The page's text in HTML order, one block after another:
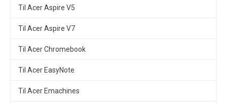
Til Acer Aspire V5
Til Acer Aspire V7
Til Acer Chromebook
Til Acer EasyNote
Til Acer Emachines